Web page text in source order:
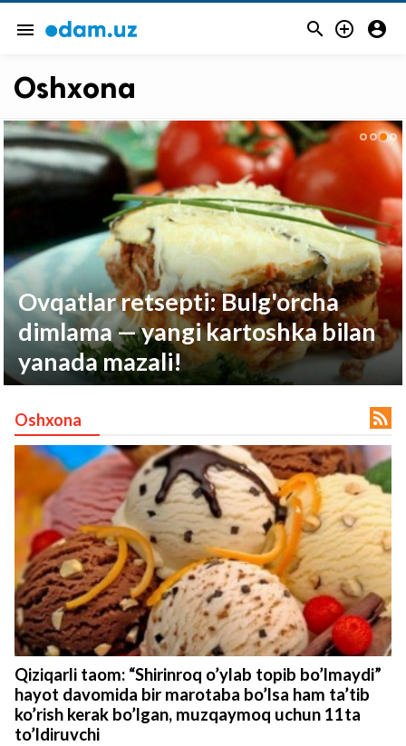
menu   
защищены.
Oshxona
Ovqatlar retsepti: ​Bulg'orcha
dimlama — yangi kartoshka bilan
yanada mazali!
Oshxona 
Qiziqarli taom: “Shirinroq o’ylab topib bo’lmaydi”
hayot davomida bir marotaba bo’lsa ham ta’tib
ko’rish kerak bo’lgan, muzqaymoq uchun 11ta
to’ldiruvchi